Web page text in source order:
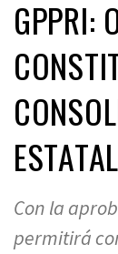
GPPRI:
Con la
permitirá